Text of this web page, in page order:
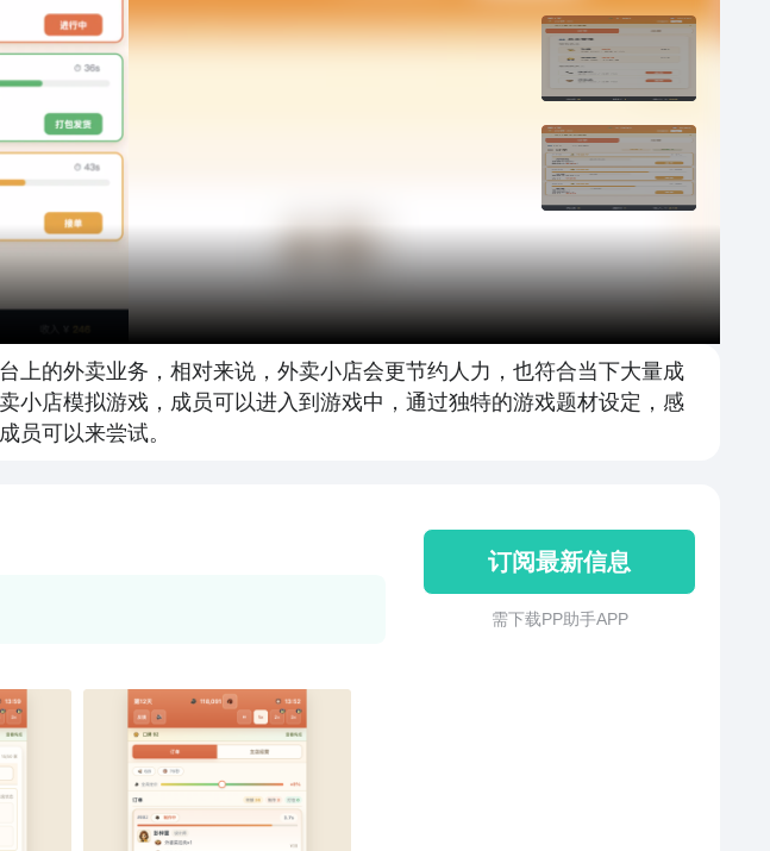
上的外卖业务，相对来说，外卖小店会更节约人力，也符合当下大量成
小店模拟游戏，成员可以进入到游戏中，通过独特的游戏题材设定，感
员可以来尝试。
订阅最新信息
需 下 载 P P 助 手 A P P